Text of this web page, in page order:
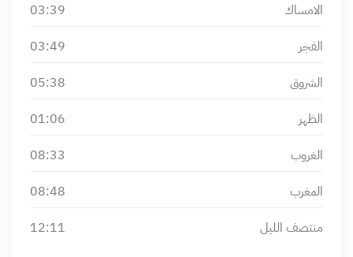
الامساك
03:39
الفجر
03:49
الشروق
05:38
الظهر
01:06
الغروب
08:33
المغرب
08:48
منتصف الليل
12:11